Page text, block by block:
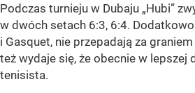
Podczas turnieju w Dubaju „Hubi”
w dwóch setach 6:3, 6:4.
i Gasquet, nie przepadają za
też wydaje się, że obecnie w lepszej
tenisista.